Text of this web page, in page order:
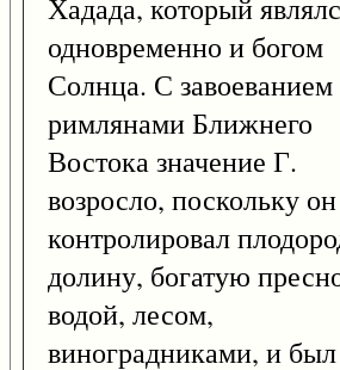
Хадада, который
одновременно и богом
Солнца. С завоеванием
римлянами Ближнего
Востока значение Г.
возросло, поскольку он
контролировал
долину, богатую
водой, лесом,
виноградниками, и был